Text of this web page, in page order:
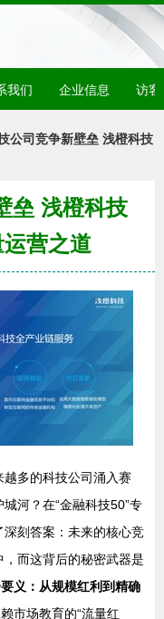
我们 企业信息 访客
公司竞争新壁垒 浅橙科技
垒 浅橙科技
营之道
多的科技公司涌入赛
河？在“金融科技50”专
刻答案：未来的核心竞
而这背后的秘密武器是
义：从规模红利到精确
市场教育的“流量红